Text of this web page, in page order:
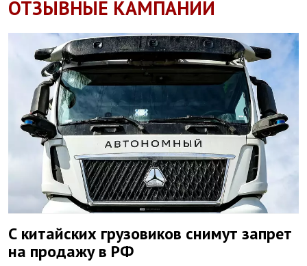
ОТЗЫВНЫЕ КАМПАНИИ
С китайских грузовиков снимут запрет
на продажу в РФ